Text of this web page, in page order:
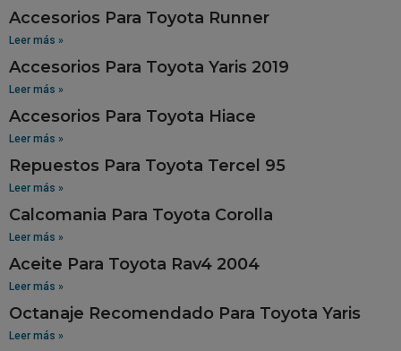
Accesorios Para Toyota Runner
Leer más »
Accesorios Para Toyota Yaris 2019
Leer más »
Accesorios Para Toyota Hiace
Leer más »
Repuestos Para Toyota Tercel 95
Leer más »
Calcomania Para Toyota Corolla
Leer más »
Aceite Para Toyota Rav4 2004
Leer más »
Octanaje Recomendado Para Toyota Yaris
Leer más »